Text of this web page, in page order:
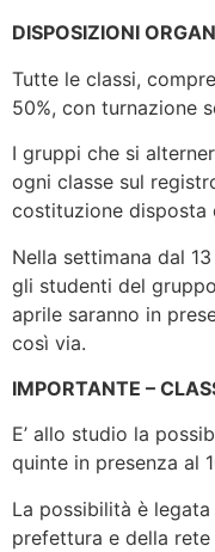
DISPOSIZIONI
Tutte le classi,
50%, con turnazione
I gruppi che si
ogni classe sul
costituzione disposta
Nella settimana dal
gli studenti del
aprile saranno in
così via.
IMPORTANTE –
E’ allo studio la
quinte in presenza al
La possibilità è
prefettura e della